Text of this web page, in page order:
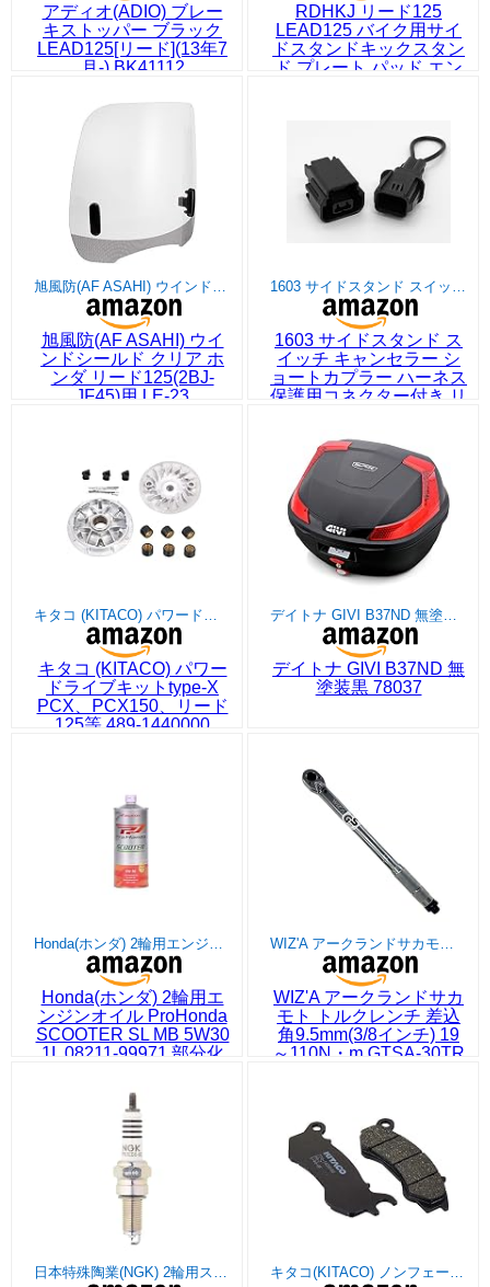
アディオ(ADIO) ブレー
キストッパー ブラック
LEAD125[リード](13年7
月-) BK41112
RDHKJ リード125
LEAD125 バイク用サイ
ドスタンドキックスタン
ド プレート パッド エン
旭風防(AF ASAHI) ウイ
ンドシールド クリア ホ
ンダ リード125(2BJ-
JF45)用 LE-23
1603 サイドスタンド ス
イッチ キャンセラー シ
ョートカプラー ハーネス
保護用コネクター付き リ
CT125ハンターカブ
JA65
キタコ (KITACO) パワー
ドライブキットtype-X
PCX、PCX150、リード
125等 489-1440000
デイトナ GIVI B37ND 無
塗装黒 78037
Honda(ホンダ) 2輪用エ
ンジンオイル ProHonda
SCOOTER SL MB 5W30
1L 08211-99971 部分化
WIZ'A アークランドサカ
モト トルクレンチ 差込
角9.5mm(3/8インチ) 19
～110N・m GTSA-30TR